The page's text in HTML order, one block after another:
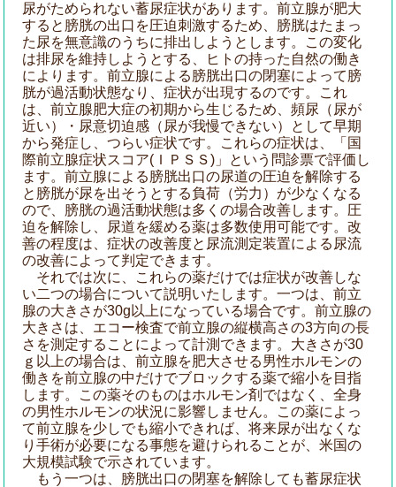
尿がためられない蓄尿症状があります。前立腺が肥大
すると膀胱の出口を圧迫刺激するため、膀胱はたまっ
た尿を無意識のうちに排出しようとします。この変化
は排尿を維持しようとする、ヒトの持った自然の働き
によります。前立腺による膀胱出口の閉塞によって膀
胱が過活動状態なり、症状が出現するのです。これ
は、前立腺肥大症の初期から生じるため、頻尿（尿が
近い）・尿意切迫感（尿が我慢できない）として早期
から発症し、つらい症状です。これらの症状は、「国
際前立腺症状スコア(ＩＰＳＳ)」という問診票で評価し
ます。前立腺による膀胱出口の尿道の圧迫を解除する
と膀胱が尿を出そうとする負荷（労力）が少なくなる
ので、膀胱の過活動状態は多くの場合改善します。圧
迫を解除し、尿道を緩める薬は多数使用可能です。改
善の程度は、症状の改善度と尿流測定装置による尿流
の改善によって判定できます。
それでは次に、これらの薬だけでは症状が改善しな
い二つの場合について説明いたします。一つは、前立
腺の大きさが30g以上になっている場合です。前立腺の
大きさは、エコー検査で前立腺の縦横高さの3方向の長
さを測定することによって計測できます。大きさが30
ｇ以上の場合は、前立腺を肥大させる男性ホルモンの
働きを前立腺の中だけでブロックする薬で縮小を目指
します。この薬そのものはホルモン剤ではなく、全身
の男性ホルモンの状況に影響しません。この薬によっ
て前立腺を少しでも縮小できれば、将来尿が出なくな
り手術が必要になる事態を避けられることが、米国の
大規模試験で示されています。
もう一つは、膀胱出口の閉塞を解除しても蓄尿症状